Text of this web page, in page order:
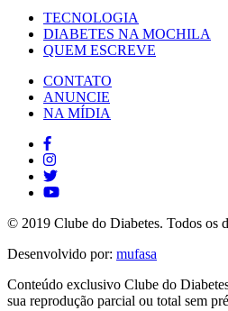
TECNOLOGIA
DIABETES NA MOCHILA
QUEM ESCREVE
CONTATO
ANUNCIE
NA MÍDIA
© 2019 Clube do Diabetes. Todos os
Desenvolvido por: mufasa
Conteúdo exclusivo Clube do
sua reprodução parcial ou total sem